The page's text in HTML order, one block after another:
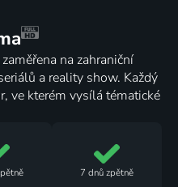
na zahraniční
a reality show. Každý
ve kterém vysílá tématické
7 dnůzpětně